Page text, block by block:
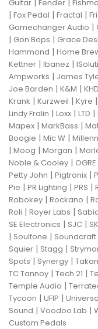
Guitar
Fender
| Fox Pedal | Fractal |
Gamechanger Audio |
| Gon Bops | Grace
Hammond | Home
Kettner | Ibanez |
Ampworks | James
Joe Barden | K&M |
Krank | Kurzweil | Kyre |
Lindy Fralin | Loxx | LTD |
Mapex | MarkBass |
Boogie | Mic W |
| Moog | Morgan |
Noble & Cooley | OGRE
Petty John | Pigtronix |
Pie | PR Lighting | PRS |
Robokey | Rockano |
Roli | Royer Labs |
SE Electronics | SJC |
| Soultone | Soundcraft
Squier | Stagg |
Spots | Synergy |
TC Tannoy | Tech 21 |
Temple Audio |
Tycoon | UFIP |
Sound | Voodoo Lab |
Custom Pedals